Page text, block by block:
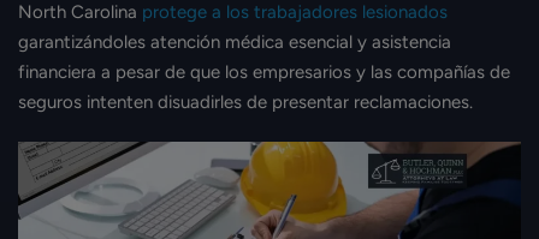
North Carolina protege a los trabajadores lesionados
garantizándoles atención médica esencial y asistencia
financiera a pesar de que los empresarios y las compañías de
seguros intenten disuadirles de presentar reclamaciones.